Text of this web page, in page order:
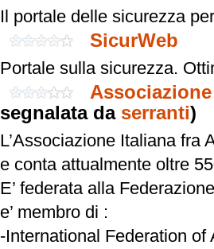
Il portale delle sicurezza
SicurWeb
Portale sulla sicurezza.
segnalata da serranti)
L’Associazione Italiana fra
e conta attualmente oltre
E’ federata alla
e’ membro di :
-International Federation